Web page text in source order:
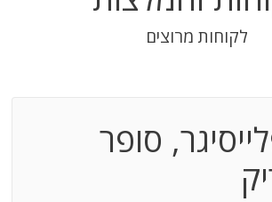
לקוחות מרוצים
סופר